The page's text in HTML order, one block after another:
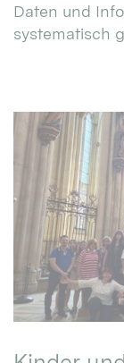
Daten und
systematisch